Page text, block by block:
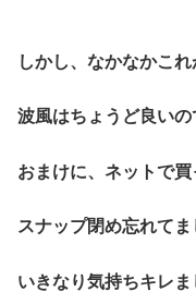
しかし、なかなかこれ
波風はちょうど良いの
おまけに、ネットで買
スナップ閉め忘れて
いきなり気持ちキレ